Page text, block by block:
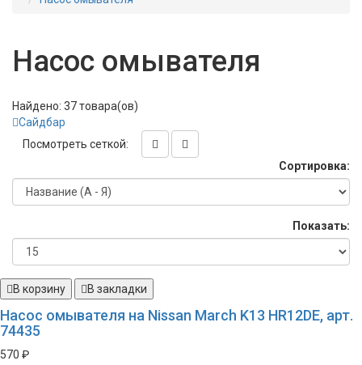
Насос омывателя
Найдено: 37 товара(ов)
Сайдбар
Посмотреть сеткой:
Сортировка:
Показать:
В корзину В закладки
Насос омывателя на Nissan March K13 HR12DE, арт.
74435
570 ₽